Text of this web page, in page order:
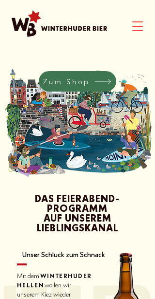
Zum Shop
DAS FEIERABEND-
PROGRAMM
AUF UNSEREM
LIEBLINGSKANAL
Mit demWINTERHUDER
HELLENwollen wir
unserem Kiez wieder
Unser Schluck zum Schnack